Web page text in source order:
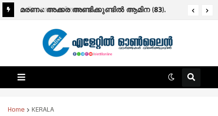
മരണം: അക്കര അണ്ടിക്കുണ്ടിൽ ആമിന (83).
Home KERALA